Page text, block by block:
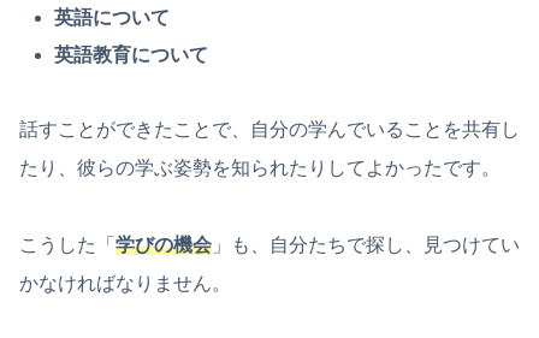
英語について
英語教育について
話すことができたことで、自分の学んでいることを共有し
たり、彼らの学ぶ姿勢を知られたりしてよかったです。
こうした「 学びの機会 」も、自分たちで探し、見つけてい
かなければなりません。